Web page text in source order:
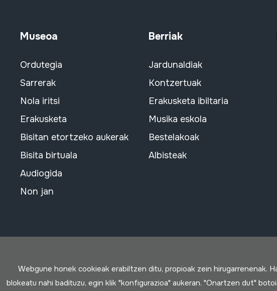
Museoa
Ordutegia
Sarrerak
Nola iritsi
Erakusketa
Bisitan etortzeko aukerak
Bisita birtuala
Audiogida
Non jan
Berriak
Jardunaldiak
Kontzertuak
Erakusketa ibiltaria
Musika eskola
Bestelakoak
Albisteak
Webgune honek cookieak erabiltzen ditu, propioak zein hirugarrenenak.
blokeatu nahi badituzu, egin klik "konfigurazioa" aukeran. "Onartzen dut"